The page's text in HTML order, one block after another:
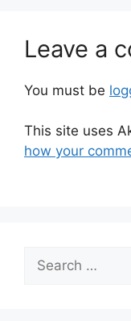
Leave a
You must be
This site uses
how your